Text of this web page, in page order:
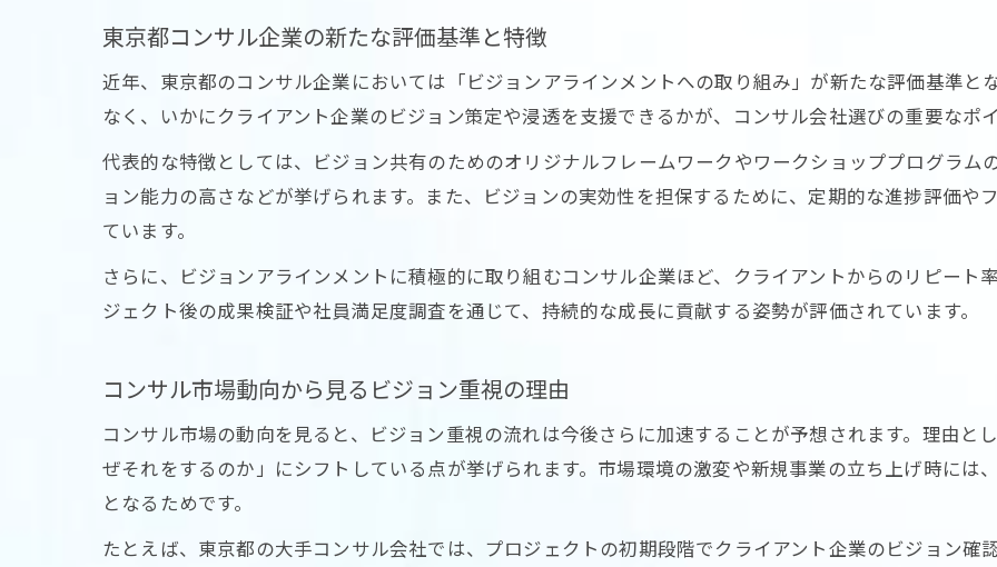
評判や口コミが示すコンサル業界の今後の注目点
キャリア選択で役立つコンサル知見を深掘り
コンサル転職で成功するためのビジョン選び
ビジョンコンサルティングの評判を読み解くコツ
年収や成長性からみるコンサルのキャリア戦略
ビジョンアラインメントがキャリアに与える影響
東京都コンサル企業の新たな評価基準と特徴
近年、東京都のコンサル企業においては「ビジョンアラインメントへの取り組み」が新たな評価基準と
なく、いかにクライアント企業のビジョン策定や浸透を支援できるかが、コンサル会社選びの重要なポ
代表的な特徴としては、ビジョン共有のためのオリジナルフレームワークやワークショッププログラ
ョン能力の高さなどが挙げられます。また、ビジョンの実効性を担保するために、定期的な進捗評価や
ています。
さらに、ビジョンアラインメントに積極的に取り組むコンサル企業ほど、クライアントからのリピート
ジェクト後の成果検証や社員満足度調査を通じて、持続的な成長に貢献する姿勢が評価されています。
コンサル市場動向から見るビジョン重視の理由
コンサル市場の動向を見ると、ビジョン重視の流れは今後さらに加速することが予想されます。理由と
ぜそれをするのか」にシフトしている点が挙げられます。市場環境の激変や新規事業の立ち上げ時には
となるためです。
たとえば、東京都の大手コンサル会社では、プロジェクトの初期段階でクライアント企業のビジョン確